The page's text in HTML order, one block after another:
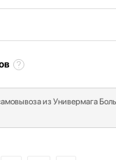
из Универмага